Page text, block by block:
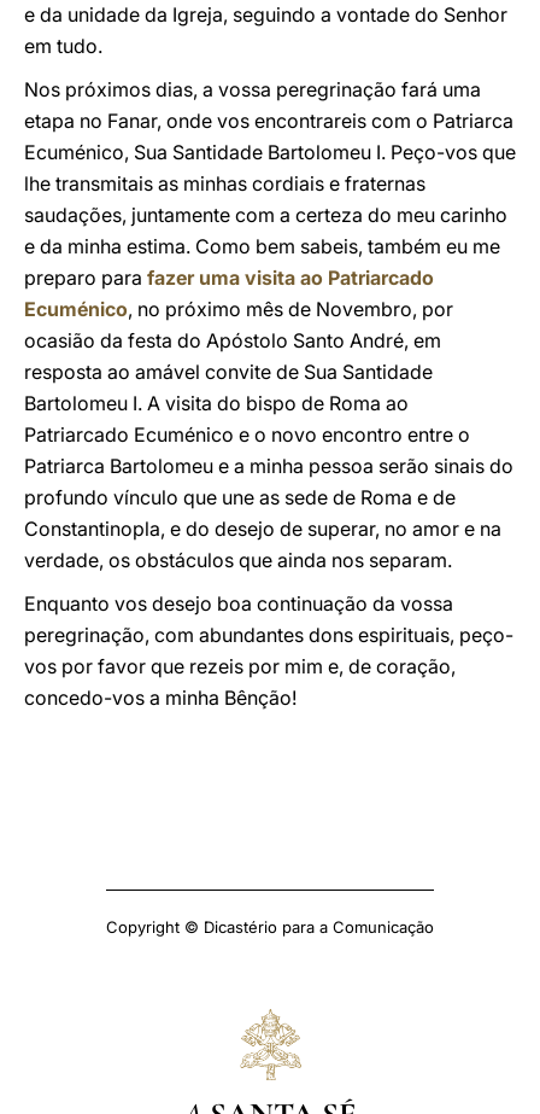
e da unidade da Igreja, seguindo a vontade do Senhor
em tudo.
Nos próximos dias, a vossa peregrinação fará uma
etapa no Fanar, onde vos encontrareis com o Patriarca
Ecuménico, Sua Santidade Bartolomeu I. Peço-vos que
lhe transmitais as minhas cordiais e fraternas
saudações, juntamente com a certeza do meu carinho
e da minha estima. Como bem sabeis, também eu me
preparo para fazer uma visita ao Patriarcado
Ecuménico, no próximo mês de Novembro, por
ocasião da festa do Apóstolo Santo André, em
resposta ao amável convite de Sua Santidade
Bartolomeu I. A visita do bispo de Roma ao
Patriarcado Ecuménico e o novo encontro entre o
Patriarca Bartolomeu e a minha pessoa serão sinais do
profundo vínculo que une as sede de Roma e de
Constantinopla, e do desejo de superar, no amor e na
verdade, os obstáculos que ainda nos separam.
Enquanto vos desejo boa continuação da vossa
peregrinação, com abundantes dons espirituais, peço-
vos por favor que rezeis por mim e, de coração,
concedo-vos a minha Bênção!
Copyright © Dicastério para a Comunicação